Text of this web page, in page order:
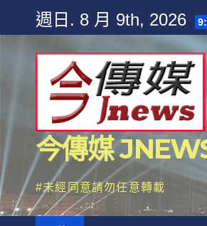
content
週日. 8 月 9th, 2026
今傳媒
#未經同意請勿任意轉載